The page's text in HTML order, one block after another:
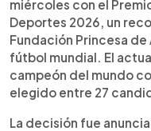
de los
ámbito deportivo
la trayectoria del
Argentina, sus
profesional, así
de la Fundación
la educación y la
miércoles con el
Deportes 2026, un
Fundación Princesa
fútbol mundial. El
campeón del mundo
elegido entre 27
La decisión fue